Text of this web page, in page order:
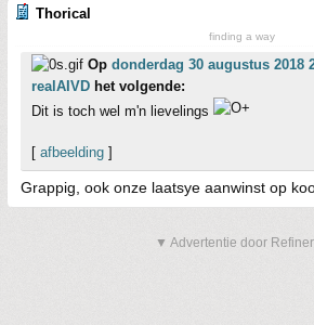
Thorical
finding a way
Op donderdag 30 augustus 2018
realAIVD het volgende:
Dit is toch wel m'n lievelings
[ afbeelding ]
Grappig, ook onze laatsye aanwinst op
▼ Advertentie door